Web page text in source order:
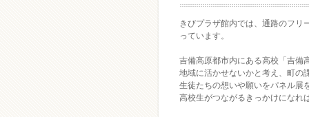
きびプラザ館内では、通路のフリ
っています。
吉備高原都市内にある高校「吉備
地域に活かせないかと考え、町の
生徒たちの想いや願いをパネル展
高校生がつながるきっかけになれ